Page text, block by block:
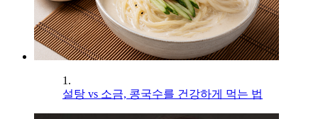
1.
설탕 vs 소금, 콩국수를 건강하게 먹는 법